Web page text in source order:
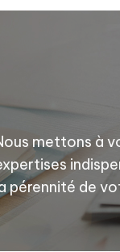
mettons à
pérennité de